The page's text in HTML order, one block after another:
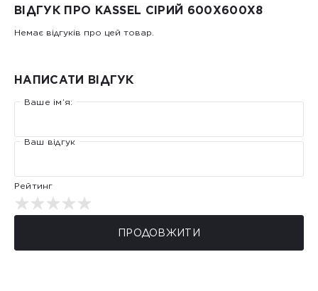
ВІДГУК ПРО KASSEL СІРИЙ 600X600X8
Немає відгуків про цей товар.
НАПИСАТИ ВІДГУК
Ваше ім’я:
Ваш відгук
Рейтинг
ПРОДОВЖИТИ